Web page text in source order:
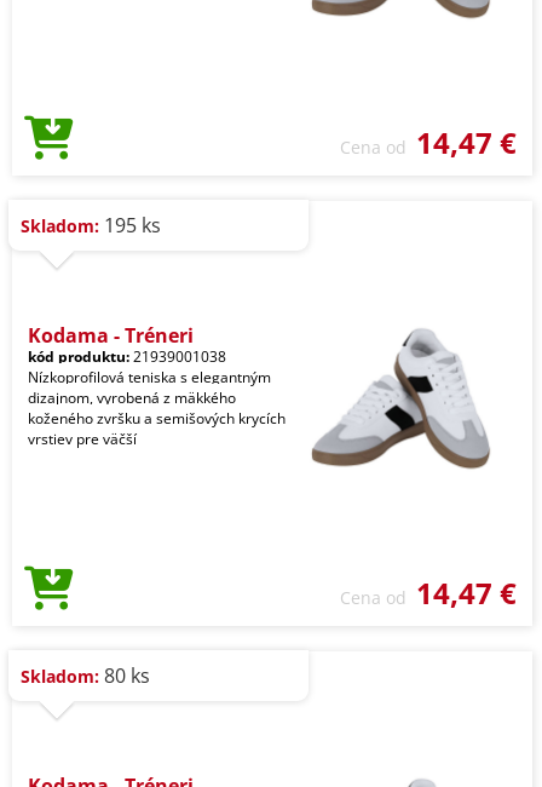
Cena od 14,47 €
Skladom: 195 ks
Kodama - Tréneri
kód produktu:21939001038
Nízkoprofilová teniska s elegantným
dizajnom, vyrobená z mäkkého
koženého zvršku a semišových krycích
vrstiev pre väčší
Cena od 14,47 €
Skladom: 80 ks